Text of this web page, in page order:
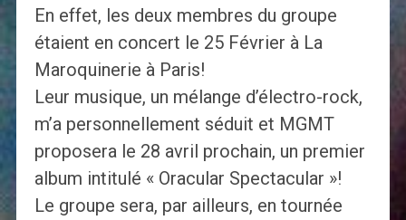
En effet, les deux membres du groupe
étaient en concert le 25 Février à La
Maroquinerie à Paris!
Leur musique, un mélange d’électro-rock,
m’a personnellement séduit et MGMT
proposera le 28 avril prochain, un premier
album intitulé « Oracular Spectacular »!
Le groupe sera, par ailleurs, en tournée